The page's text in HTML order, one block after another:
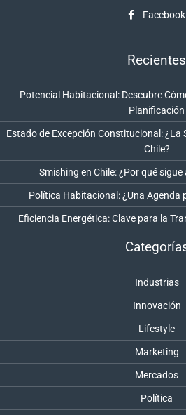
Facebook
Recientes
Potencial Habitacional: Descubre
Planificación
Estado de Excepción Constitucional: ¿La
Chile?
Smishing en Chile: ¿Por qué
Política Habitacional: ¿Una Agenda
Eficiencia Energética: Clave para la
Industrias
Innovación
Lifestyle
Marketing
Mercados
Política